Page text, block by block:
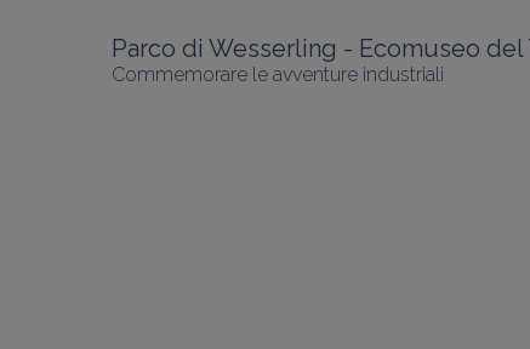
Commemorare le avventure industriali